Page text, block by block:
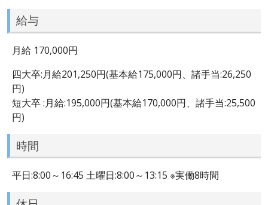
給与
月給 170,000円
四大卒:月給201,250円(基本給175,000円、諸手当:26,250
円)
短大卒 :月給:195,000円(基本給170,000円、諸手当:25,500
円)
時間
平日:8:00～16:45 土曜日:8:00～13:15 ※実働8時間